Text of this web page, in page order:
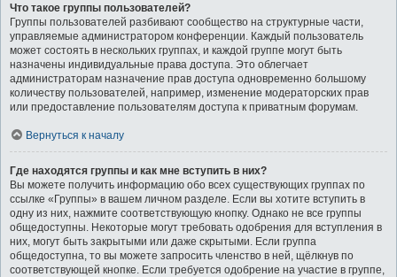
Что такое группы пользователей?
Группы пользователей разбивают сообщество на структурные части,
управляемые администратором конференции. Каждый пользователь
может состоять в нескольких группах, и каждой группе могут быть
назначены индивидуальные права доступа. Это облегчает
администраторам назначение прав доступа одновременно большому
количеству пользователей, например, изменение модераторских прав
или предоставление пользователям доступа к приватным форумам.
Вернуться к началу
Где находятся группы и как мне вступить в них?
Вы можете получить информацию обо всех существующих группах по
ссылке «Группы» в вашем личном разделе. Если вы хотите вступить в
одну из них, нажмите соответствующую кнопку. Однако не все группы
общедоступны. Некоторые могут требовать одобрения для вступления в
них, могут быть закрытыми или даже скрытыми. Если группа
общедоступна, то вы можете запросить членство в ней, щёлкнув по
соответствующей кнопке. Если требуется одобрение на участие в группе,